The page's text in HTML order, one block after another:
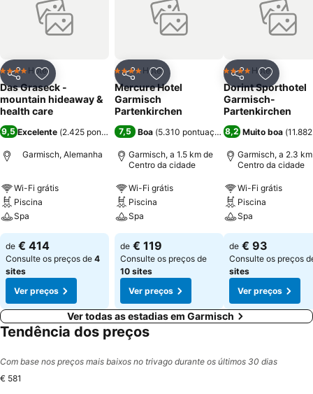
logo à direita do hotel. A pista de salto de esqui olímpico Garmisch-
Partenkirchen's Olympic fica logo no fim da estrada e o centro da
cidade fica apenas a 2km.
PartilharAdicionar aos favoritos
4 EstrelasHotel
Das Graseck -
mountain hideaway &
health care
9,5 Excelente (2.425 pontuações )
Garmisch, Alemanha
Wi-Fi grátis
Piscina
Spa
de € 414
Consulte os preços de 4
sites
Ver preços
PartilharAdicionar aos favoritos
4 EstrelasHotel
Mercure Hotel
Garmisch
Partenkirchen
7,5 Boa (5.310 pontuações)
Garmisch, a 1.5 km de
Centro da cidade
Wi-Fi grátis
Piscina
Spa
de € 119
Consulte os preços de
10 sites
Ver preços
Partilhar
4 EstrelasHotel
Dorint Sporthotel
Garmisch-
Partenkirchen
8,2 Muito boa (
Garmisch, a 2.3
Centro da cidade
Wi-Fi grátis
Piscina
Spa
de € 93
Consulte os preços
sites
Ver preços
Ver todas as estadias em Garmisch
Tendência dos preços
Com base nos preços mais baixos no trivago durante os últimos 30 dias
€ 581